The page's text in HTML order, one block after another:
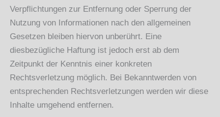
Verpflichtungen zur Entfernung oder Sperrung der
Nutzung von Informationen nach den allgemeinen
Gesetzen bleiben hiervon unberührt. Eine
diesbezügliche Haftung ist jedoch erst ab dem
Zeitpunkt der Kenntnis einer konkreten
Rechtsverletzung möglich. Bei Bekanntwerden von
entsprechenden Rechtsverletzungen werden wir diese
Inhalte umgehend entfernen.